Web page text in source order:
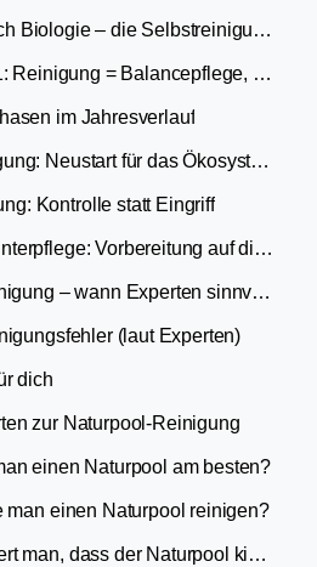
Reinigung durch Biologie – die Selbstreinigungskraft des Systems
Expertenregel Nr. 1: Reinigung = Balancepflege, nicht Sterilität
im Jahresverlauf
Frühjahrsreinigung: Neustart für das Ökosystem
Kontrolle statt Eingriff
Herbst- und Winterpflege: Vorbereitung auf die Ruhephase
Professionelle Reinigung – wann Experten sinnvoll sind
(laut Experten)
dich
zur Naturpool-Reinigung
einen Naturpool am besten?
man einen Naturpool reinigen?
3. Wie verhindert man, dass der Naturpool kippt?